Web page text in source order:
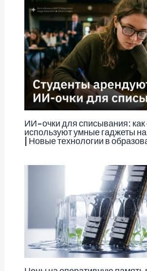
ИИ-очки для списывания: как
используют умные гаджеты
| Новые технологии в